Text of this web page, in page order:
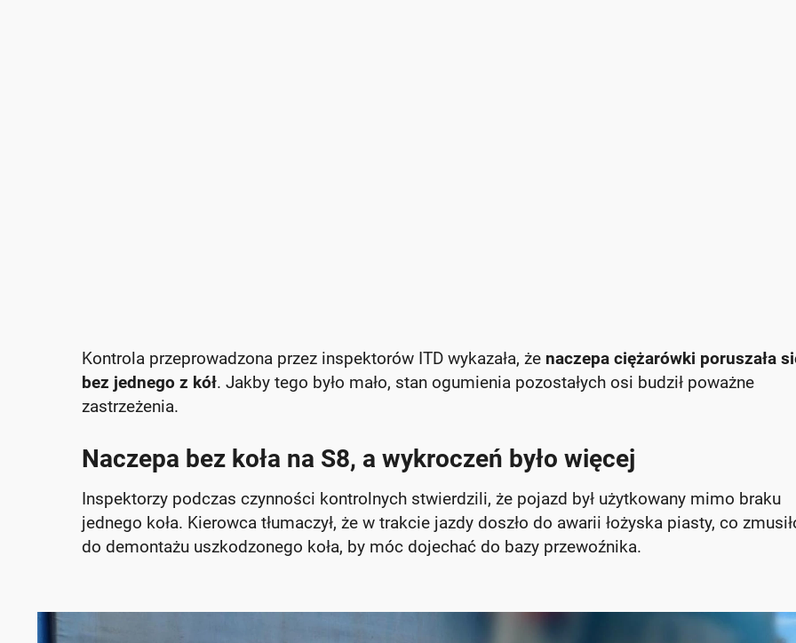
Kontrola przeprowadzona przez inspektorów ITD wykazała, że naczepa ciężarówki poruszała
bez jednego z kół. Jakby tego było mało, stan ogumienia pozostałych osi budził poważne
zastrzeżenia.
Naczepa bez koła na S8, a wykroczeń było więcej
Inspektorzy podczas czynności kontrolnych stwierdzili, że pojazd był użytkowany mimo braku
jednego koła. Kierowca tłumaczył, że w trakcie jazdy doszło do awarii łożyska piasty, co
do demontażu uszkodzonego koła, by móc dojechać do bazy przewoźnika.